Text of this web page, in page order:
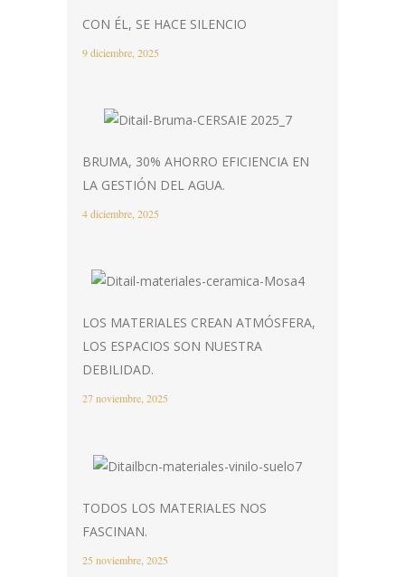
CON ÉL, SE HACE SILENCIO
9 diciembre, 2025
BRUMA, 30% AHORRO EFICIENCIA EN
LA GESTIÓN DEL AGUA.
4 diciembre, 2025
LOS MATERIALES CREAN ATMÓSFERA,
LOS ESPACIOS SON NUESTRA
DEBILIDAD.
27 noviembre, 2025
TODOS LOS MATERIALES NOS
FASCINAN.
25 noviembre, 2025